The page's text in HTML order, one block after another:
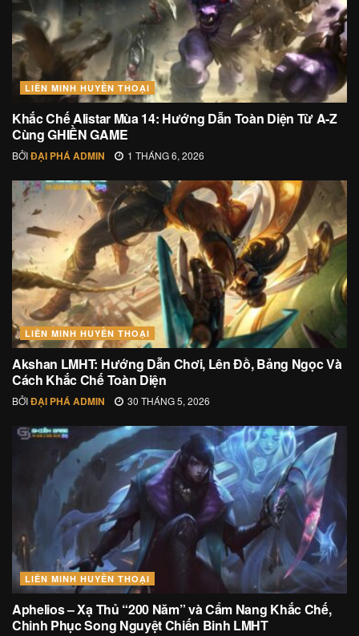
LIÊN MINH HUYỀN THOẠI
Khắc Chế Alistar Mùa 14: Hướng Dẫn Toàn Diện Từ A-Z
Cùng GHIỀN GAME
BỞIĐẠI PHÁ ADMIN 1 THÁNG 6, 2026
LIÊN MINH HUYỀN THOẠI
Akshan LMHT: Hướng Dẫn Chơi, Lên Đồ, Bảng Ngọc Và
Cách Khắc Chế Toàn Diện
BỞIĐẠI PHÁ ADMIN 30 THÁNG 5, 2026
LIÊN MINH HUYỀN THOẠI
Aphelios – Xạ Thủ “200 Năm” và Cẩm Nang Khắc Chế,
Chinh Phục Song Nguyệt Chiến Binh LMHT